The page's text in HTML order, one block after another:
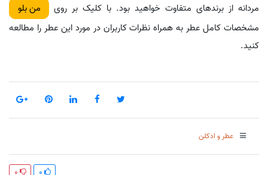
مردانه از برندهای متفاوت خواهید بود. با کلیک بر روی
من بلو
مشخصات کامل عطر به همراه نظرات کاربران در مورد این عطر را مطالعه
کنید.
عطر و ادکلن